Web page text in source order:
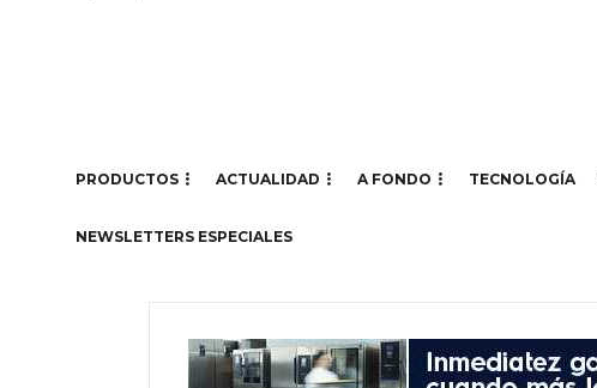
PRODUCTOS ACTUALIDAD A FONDO TECNOLOGÍA
NEWSLETTERS ESPECIALES